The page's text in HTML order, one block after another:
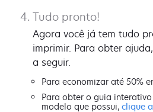
Tudo pronto!
Agora você já tem tudo
imprimir. Para obter
a seguir.
Para economizar até 50%
Para obter o guia
modelo que possui, clique